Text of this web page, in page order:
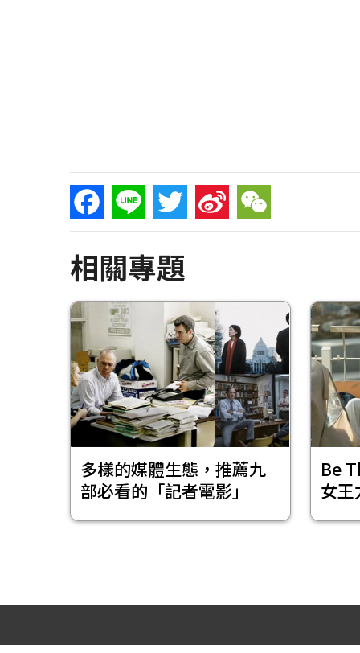
Facebook
Line TwitterSina
WeChat
相關專題
多樣的媒體生態，推薦九
部必看的「記者電影」
Be
女王